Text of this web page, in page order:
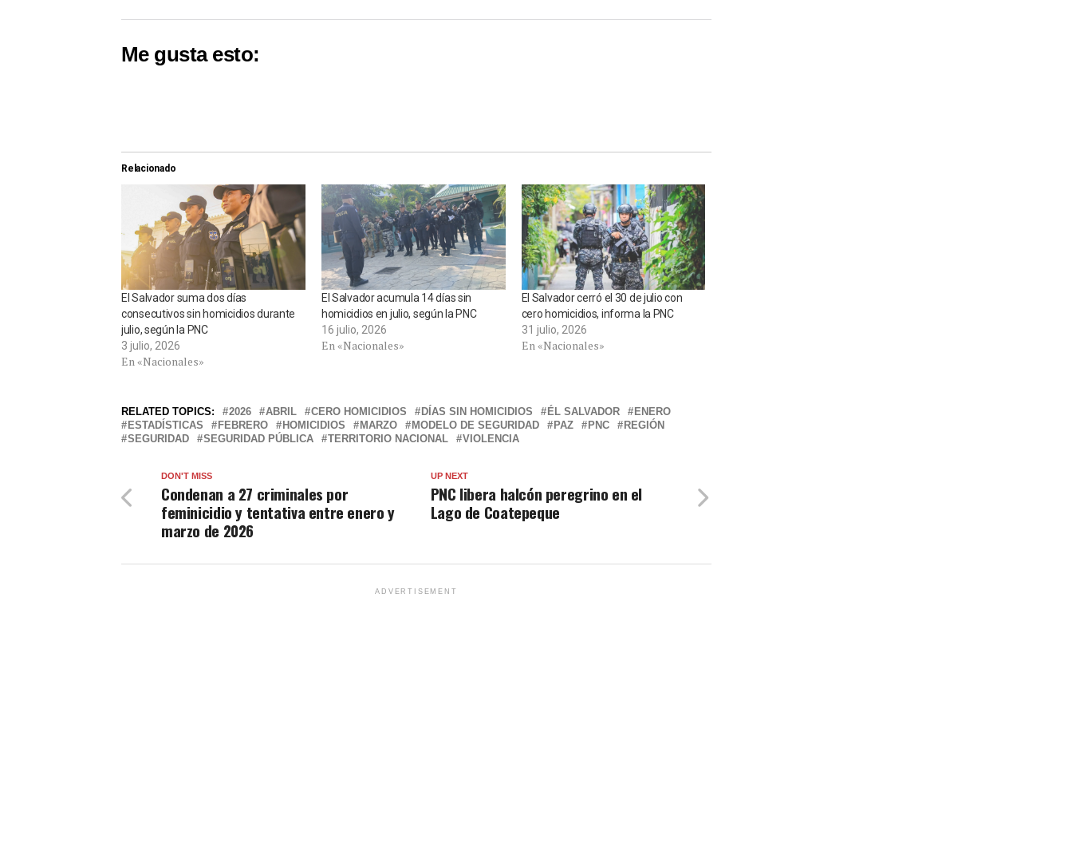
Me gusta esto:
Relacionado
El Salvador suma dos días
consecutivos sin homicidios durante
julio, según la PNC
3 julio, 2026
En «Nacionales»
El Salvador acumula 14 días sin
homicidios en julio, según la PNC
16 julio, 2026
En «Nacionales»
El Salvador cerró el 30 de julio con
cero homicidios, informa la PNC
31 julio, 2026
En «Nacionales»
RELATED TOPICS: 2026 ABRIL CERO HOMICIDIOS DÍAS SIN HOMICIDIOS ÉL SALVADOR
ENERO
ESTADÍSTICAS
FEBRERO HOMICIDIOS MARZO MODELO DE SEGURIDAD PAZ PNC
REGIÓN
SEGURIDAD
SEGURIDAD PÚBLICA TERRITORIO NACIONAL VIOLENCIA
UP NEXT
PNC libera halcón peregrino en el
Lago de Coatepeque
DON'T MISS
Condenan a 27 criminales por
feminicidio y tentativa entre enero y
marzo de 2026
ADVERTISEMENT